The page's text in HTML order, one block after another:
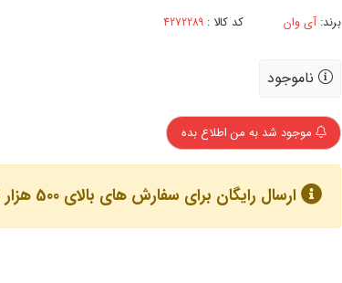
برند: آی وان کد کالا :
ناموجود
موجود شد به من اطلاع بده
ارسال رایگان برای سفارش های بالای 500 هزار تومان